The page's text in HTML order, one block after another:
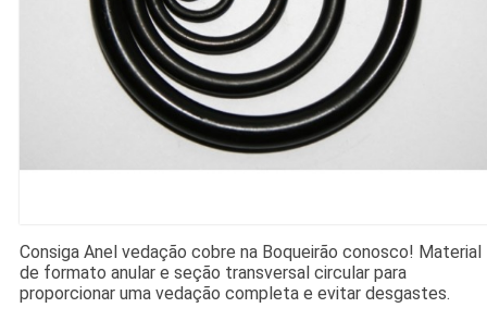
Consiga Anel vedação cobre na Boqueirão conosco! Material
de formato anular e seção transversal circular para
proporcionar uma vedação completa e evitar desgastes.